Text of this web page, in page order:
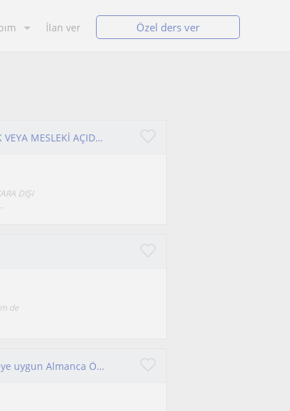
İlan ver Özel ders ver
AİLE BİRLEŞİMİ,DEF,DAF,YDS VB. SINAVLARA YÖNELİK VEYA MESLEKİ AÇIDAN FRANSIZCA HAZIRLIK DERSLERİ
DIŞI
de
GOETHE - DELF - DALF sınavlarına yönelik her seviyeye uygun Almanca Özel Ders